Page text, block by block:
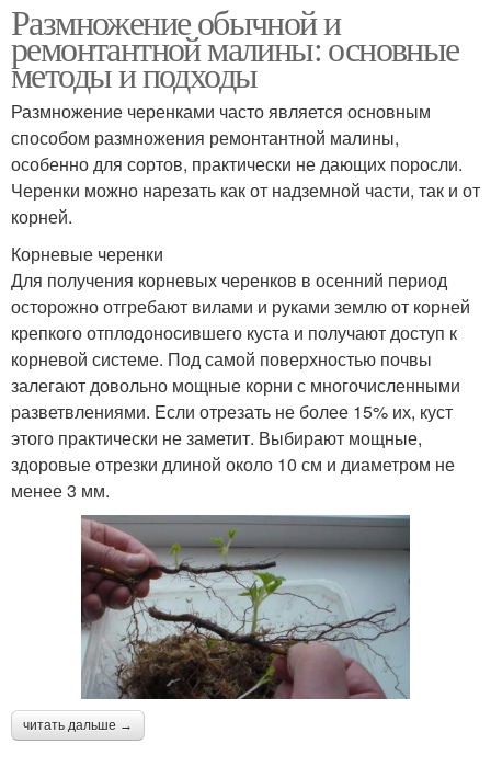
Размножение обычной и
ремонтантной малины: основные
методы и подходы
Размножение черенками часто является основным
способом размножения ремонтантной малины,
особенно для сортов, практически не дающих поросли.
Черенки можно нарезать как от надземной части, так и от
корней.
Корневые черенки
Для получения корневых черенков в осенний период
осторожно отгребают вилами и руками землю от корней
крепкого отплодоносившего куста и получают доступ к
корневой системе. Под самой поверхностью почвы
залегают довольно мощные корни с многочисленными
разветвлениями. Если отрезать не более 15% их, куст
этого практически не заметит. Выбирают мощные,
здоровые отрезки длиной около 10 см и диаметром не
менее 3 мм.
читать дальше →